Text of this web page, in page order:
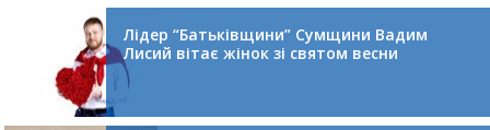
Лідер “Батьківщини” Сумщини Вадим
Лисий вітає жінок зі святом весни